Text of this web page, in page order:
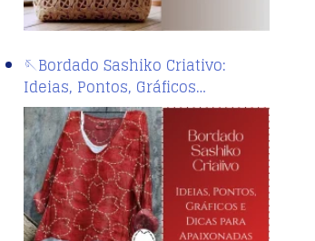
🪡Bordado Sashiko Criativo:
Ideias, Pontos, Gráficos…